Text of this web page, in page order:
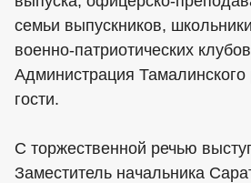
семьи выпускников,
военно-патриотических
Администрация
гости.
С торжественной речью
Заместитель начальника